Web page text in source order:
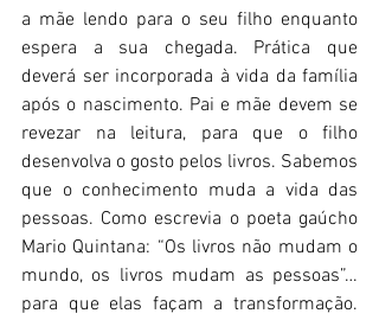
a mãe lendo para o seu filho enquanto
espera a sua chegada. Prática que
deverá ser incorporada à vida da família
após o nascimento. Pai e mãe devem se
revezar na leitura, para que o filho
desenvolva o gosto pelos livros. Sabemos
que o conhecimento muda a vida das
pessoas. Como escrevia o poeta gaúcho
Mario Quintana: “Os livros não mudam o
mundo, os livros mudam as pessoas”…
para que elas façam a transformação.